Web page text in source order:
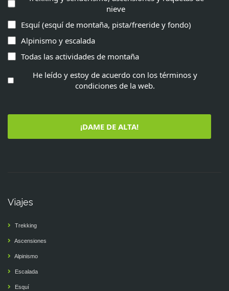
nieve
Esquí (esquí de montaña, pista/freeride y fondo)
Alpinismo y escalada
Todas las actividades de montaña
He leído y estoy de acuerdo con los términos y
condiciones de la web.
¡DAME DE ALTA!
Viajes
Trekking
Ascensiones
Alpinismo
Escalada
Esquí